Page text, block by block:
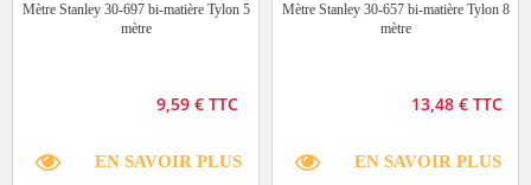
Mètre Stanley 30-697 bi-matière Tylon 5
mètre
9,59 € TTC
EN SAVOIR PLUS
Mètre Stanley 30-657 bi-matière Tylon 8
mètre
13,48 € TTC
EN SAVOIR PLUS